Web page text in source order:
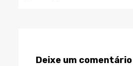
Deixe um comentário